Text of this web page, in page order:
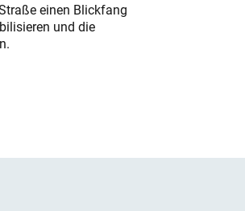
einen Blickfang
und die